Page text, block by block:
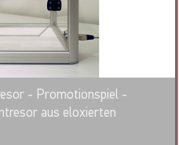
- Promotionspiel -
aus eloxierten